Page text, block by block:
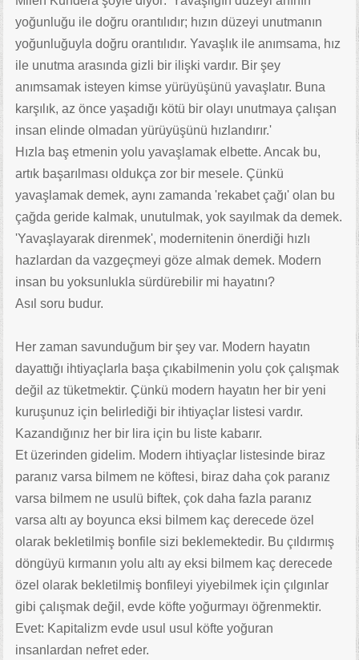
yoğunluğu ile doğru orantılıdır; hızın düzeyi unutmanın
yoğunluğuyla doğru orantılıdır. Yavaşlık ile anımsama, hız
ile unutma arasında gizli bir ilişki vardır. Bir şey
anımsamak isteyen kimse yürüyüşünü yavaşlatır. Buna
karşılık, az önce yaşadığı kötü bir olayı unutmaya çalışan
insan elinde olmadan yürüyüşünü hızlandırır.'
Hızla baş etmenin yolu yavaşlamak elbette. Ancak bu,
artık başarılması oldukça zor bir mesele. Çünkü
yavaşlamak demek, aynı zamanda 'rekabet çağı' olan bu
çağda geride kalmak, unutulmak, yok sayılmak da demek.
'Yavaşlayarak direnmek', modernitenin önerdiği hızlı
hazlardan da vazgeçmeyi göze almak demek. Modern
insan bu yoksunlukla sürdürebilir mi hayatını?
Asıl soru budur.
Her zaman savunduğum bir şey var. Modern hayatın
dayattığı ihtiyaçlarla başa çıkabilmenin yolu çok çalışmak
değil az tüketmektir. Çünkü modern hayatın her bir yeni
kuruşunuz için belirlediği bir ihtiyaçlar listesi vardır.
Kazandığınız her bir lira için bu liste kabarır.
Et üzerinden gidelim. Modern ihtiyaçlar listesinde biraz
paranız varsa bilmem ne köftesi, biraz daha çok paranız
varsa bilmem ne usulü biftek, çok daha fazla paranız
varsa altı ay boyunca eksi bilmem kaç derecede özel
olarak bekletilmiş bonfile sizi beklemektedir. Bu çıldırmış
döngüyü kırmanın yolu altı ay eksi bilmem kaç derecede
özel olarak bekletilmiş bonfileyi yiyebilmek için çılgınlar
gibi çalışmak değil, evde köfte yoğurmayı öğrenmektir.
Evet: Kapitalizm evde usul usul köfte yoğuran
insanlardan nefret eder.